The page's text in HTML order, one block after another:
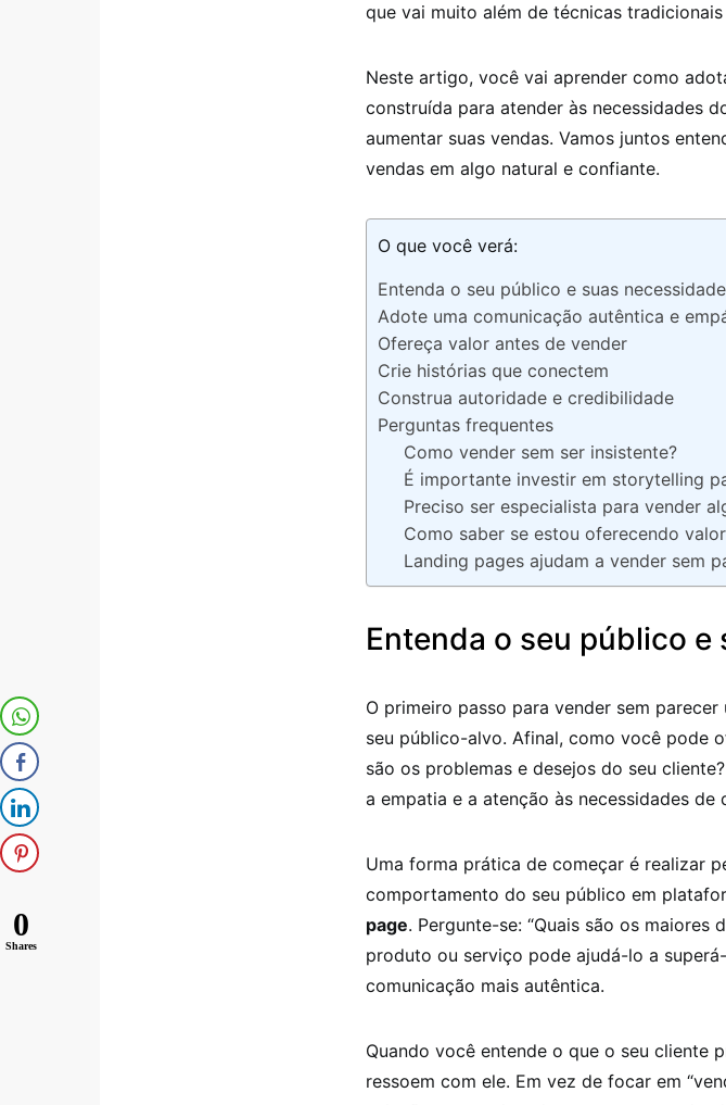
que vai muito além de técnicas tradicionais
Neste artigo, você vai aprender como
construída para atender às necessidades
aumentar suas vendas. Vamos juntos
vendas em algo natural e confiante.
O que você verá:
Entenda o seu público e suas
Adote uma comunicação autêntica e
Ofereça valor antes de vender
Crie histórias que conectem
Construa autoridade e credibilidade
Perguntas frequentes
Como vender sem ser insistente?
É importante investir em storytelling
Preciso ser especialista para vender
Como saber se estou oferecendo
Landing pages ajudam a vender sem
Entenda o seu público
O primeiro passo para vender sem
seu público-alvo. Afinal, como você pode
são os problemas e desejos do seu
a empatia e a atenção às necessidades
Uma forma prática de começar é realizar
comportamento do seu público em
page. Pergunte-se: “Quais são os maiores
produto ou serviço pode ajudá-lo a
comunicação mais autêntica.
Quando você entende o que o seu cliente
ressoem com ele. Em vez de focar em
0
Shares